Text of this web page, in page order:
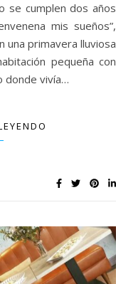
se cumplen dos años
mis sueños”,
una primavera lluviosa
pequeña con
donde vivía…